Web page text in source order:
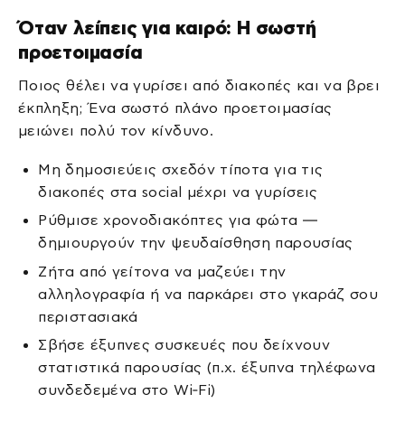
Όταν λείπεις για καιρό: Η σωστή
προετοιμασία
Ποιος θέλει να γυρίσει από διακοπές και να βρει
έκπληξη; Ένα σωστό πλάνο προετοιμασίας
μειώνει πολύ τον κίνδυνο.
Μη δημοσιεύεις σχεδόν τίποτα για τις
διακοπές στα social μέχρι να γυρίσεις
Ρύθμισε χρονοδιακόπτες για φώτα —
δημιουργούν την ψευδαίσθηση παρουσίας
Ζήτα από γείτονα να μαζεύει την
αλληλογραφία ή να παρκάρει στο γκαράζ σου
περιστασιακά
Σβήσε έξυπνες συσκευές που δείχνουν
στατιστικά παρουσίας (π.χ. έξυπνα τηλέφωνα
συνδεδεμένα στο Wi‑Fi)